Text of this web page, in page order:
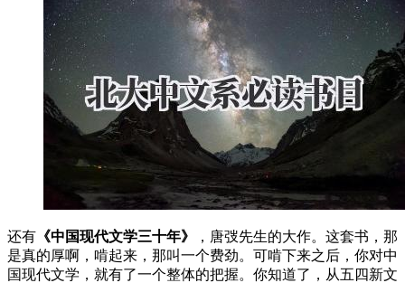
还有 《中国现代文学三十年》
，唐弢先生的大作。这套书，那
是真的厚啊，啃起来，那叫一个费劲。可啃下来之后，你对中
国现代文学，就有了一个整体的把握。你知道了，从五四新文